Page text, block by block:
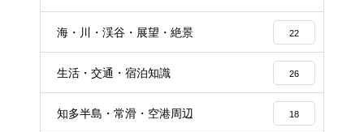
16
海・川・渓谷・展望・絶景 22
生活・交通・宿泊知識 26
知多半島・常滑・空港周辺 18